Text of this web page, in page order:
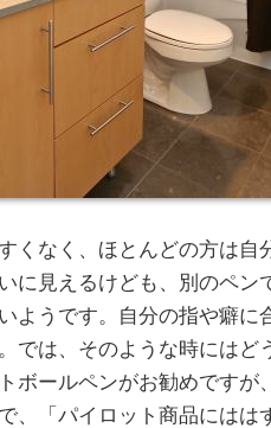
くなく、ほとんどの方は自
に見えるけども、別のペン
ようです。
自分の指や癖に
では、そのような時にはど
ボールペンがお勧めですが
、「パイロット商品にはは